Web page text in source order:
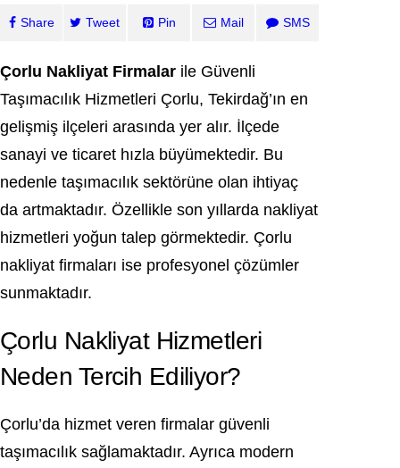
Share Tweet Pin Mail SMS
Çorlu Nakliyat Firmalar ile Güvenli
Taşımacılık Hizmetleri Çorlu, Tekirdağ’ın en
gelişmiş ilçeleri arasında yer alır. İlçede
sanayi ve ticaret hızla büyümektedir. Bu
nedenle taşımacılık sektörüne olan ihtiyaç
da artmaktadır. Özellikle son yıllarda nakliyat
hizmetleri yoğun talep görmektedir. Çorlu
nakliyat firmaları ise profesyonel çözümler
sunmaktadır.
Çorlu Nakliyat Hizmetleri
Neden Tercih Ediliyor?
Çorlu’da hizmet veren firmalar güvenli
taşımacılık sağlamaktadır. Ayrıca modern